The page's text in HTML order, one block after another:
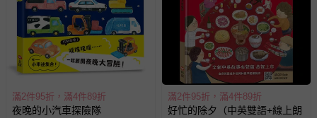
滿2件95折，滿4件89折
夜晚的小汽車探險隊
滿2件95折，滿4件89折
好忙的除夕（中英雙語+線上朗